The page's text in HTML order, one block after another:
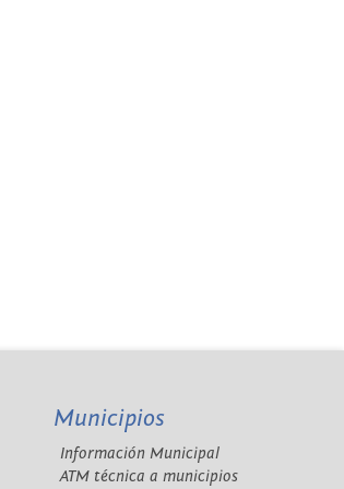
Municipios
Información Municipal
ATM técnica a municipios